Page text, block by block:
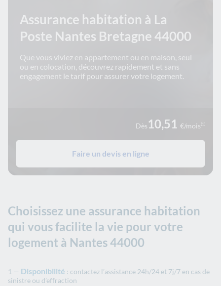
Assurance habitation à La
Poste Nantes Bretagne 44000
Que vous viviez en appartement ou en maison, seul
ou en colocation, découvrez rapidement et sans
engagement le tarif pour assurer votre logement.
Dès10,51 €/mois (1)
Faire un devis en ligne
Choisissez une assurance habitation
qui vous facilite la vie pour votre
logement à Nantes 44000
Disponibilité : contactez l’assistance 24h/24 et 7j/7 en cas de
sinistre ou d’effraction